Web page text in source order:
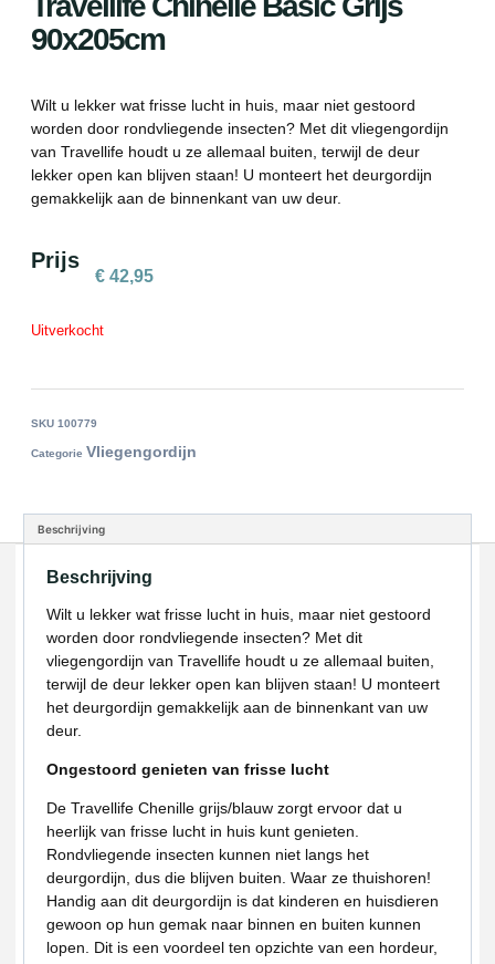
90x205cm
Wilt u lekker wat frisse lucht in huis, maar niet gestoord
worden door rondvliegende insecten? Met dit vliegengordijn
van Travellife houdt u ze allemaal buiten, terwijl de deur
lekker open kan blijven staan! U monteert het deurgordijn
gemakkelijk aan de binnenkant van uw deur.
Prijs
€ 42,95
Uitverkocht
SKU 100779
Categorie Vliegengordijn
Beschrijving
Beschrijving
Wilt u lekker wat frisse lucht in huis, maar niet gestoord
worden door rondvliegende insecten? Met dit
vliegengordijn van Travellife houdt u ze allemaal buiten,
terwijl de deur lekker open kan blijven staan! U monteert
het deurgordijn gemakkelijk aan de binnenkant van uw
deur.
Ongestoord genieten van frisse lucht
De Travellife Chenille grijs/blauw zorgt ervoor dat u
heerlijk van frisse lucht in huis kunt genieten.
Rondvliegende insecten kunnen niet langs het
deurgordijn, dus die blijven buiten. Waar ze thuishoren!
Handig aan dit deurgordijn is dat kinderen en huisdieren
gewoon op hun gemak naar binnen en buiten kunnen
lopen. Dit is een voordeel ten opzichte van een hordeur,